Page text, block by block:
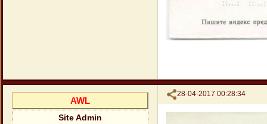
Поделиться
28-04-2017 00:28:34
AWL
Site Admin